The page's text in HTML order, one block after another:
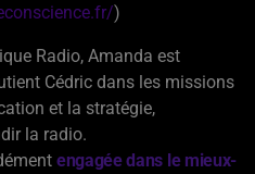
)
Radio, Amanda est
Cédric dans les missions
et la stratégie,
la radio.
engagée dans le mieux-